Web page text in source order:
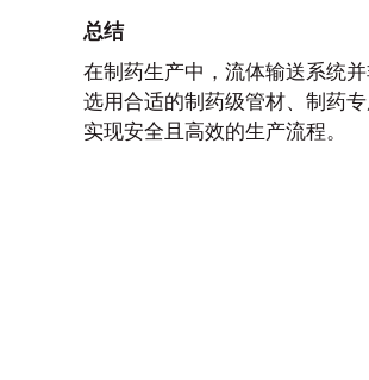
总结
在制药生产中，流体输送系统
选用合适的制药级管材、制药
实现安全且高效的生产流程。